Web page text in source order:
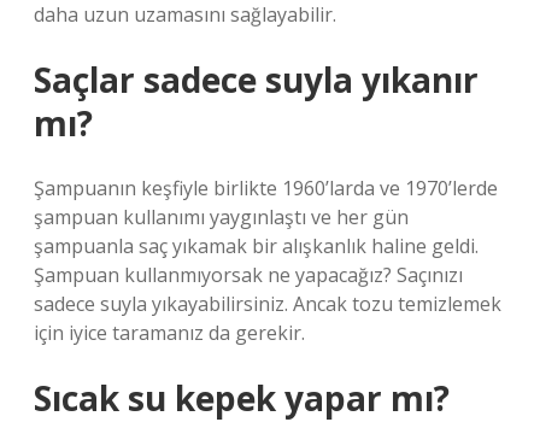
daha uzun uzamasını sağlayabilir.
Saçlar sadece suyla yıkanır
mı?
Şampuanın keşfiyle birlikte 1960’larda ve 1970’lerde
şampuan kullanımı yaygınlaştı ve her gün
şampuanla saç yıkamak bir alışkanlık haline geldi.
Şampuan kullanmıyorsak ne yapacağız? Saçınızı
sadece suyla yıkayabilirsiniz. Ancak tozu temizlemek
için iyice taramanız da gerekir.
Sıcak su kepek yapar mı?